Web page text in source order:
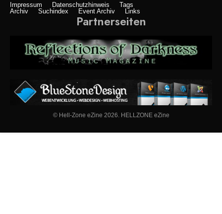
Impressum Datenschutzhinweis
Tags
Archiv
Suchindex Event Archiv Links
Partnerseiten
© Hell-Zone eZine 2026. HELLZONE eZine